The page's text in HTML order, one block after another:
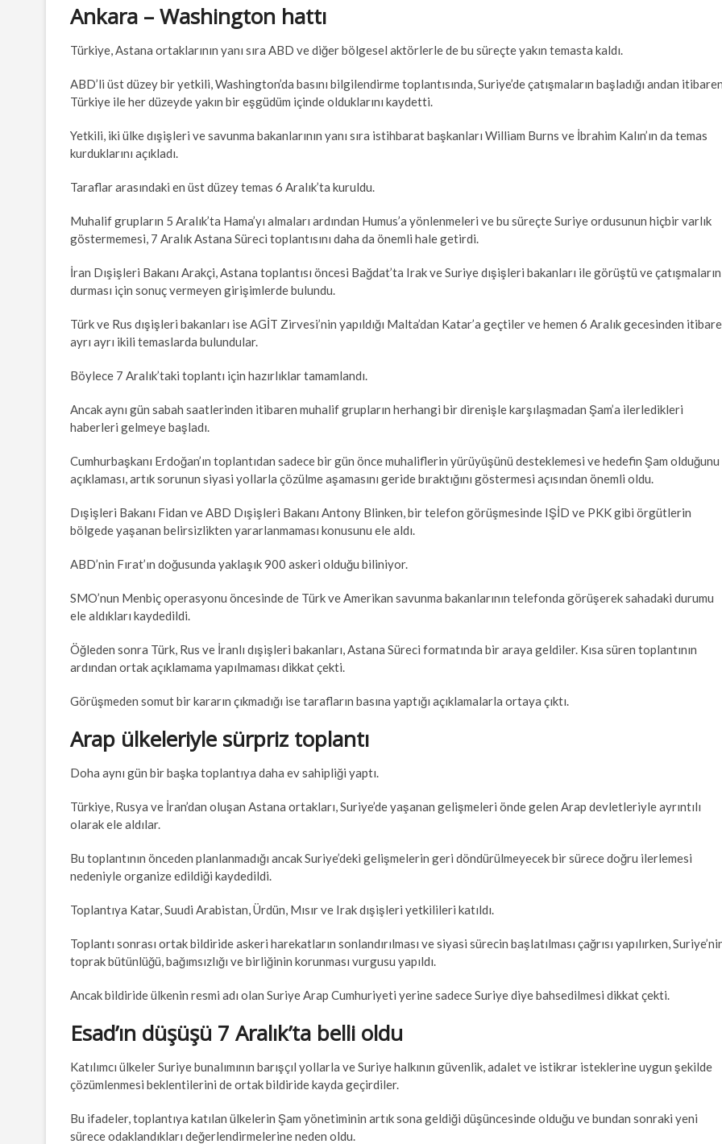
Ankara – Washington hattı
Türkiye, Astana ortaklarının yanı sıra ABD ve diğer bölgesel aktörlerle de bu süreçte yakın temasta kaldı.
ABD’li üst düzey bir yetkili, Washington’da basını bilgilendirme toplantısında, Suriye’de çatışmaların başladığı andan
Türkiye ile her düzeyde yakın bir eşgüdüm içinde olduklarını kaydetti.
Yetkili, iki ülke dışişleri ve savunma bakanlarının yanı sıra istihbarat başkanları William Burns ve İbrahim Kalın’ın da temas
kurduklarını açıkladı.
Taraflar arasındaki en üst düzey temas 6 Aralık’ta kuruldu.
Muhalif grupların 5 Aralık’ta Hama’yı almaları ardından Humus’a yönlenmeleri ve bu süreçte Suriye ordusunun hiçbir varlık
göstermemesi, 7 Aralık Astana Süreci toplantısını daha da önemli hale getirdi.
İran Dışişleri Bakanı Arakçi, Astana toplantısı öncesi Bağdat’ta Irak ve Suriye dışişleri bakanları ile görüştü ve çatışmaların
durması için sonuç vermeyen girişimlerde bulundu.
Türk ve Rus dışişleri bakanları ise AGİT Zirvesi’nin yapıldığı Malta’dan Katar’a geçtiler ve hemen 6 Aralık gecesinden
ayrı ayrı ikili temaslarda bulundular.
Böylece 7 Aralık’taki toplantı için hazırlıklar tamamlandı.
Ancak aynı gün sabah saatlerinden itibaren muhalif grupların herhangi bir direnişle karşılaşmadan Şam’a ilerledikleri
haberleri gelmeye başladı.
Cumhurbaşkanı Erdoğan’ın toplantıdan sadece bir gün önce muhaliflerin yürüyüşünü desteklemesi ve hedefin Şam olduğunu
açıklaması, artık sorunun siyasi yollarla çözülme aşamasını geride bıraktığını göstermesi açısından önemli oldu.
Dışişleri Bakanı Fidan ve ABD Dışişleri Bakanı Antony Blinken, bir telefon görüşmesinde IŞİD ve PKK gibi örgütlerin
bölgede yaşanan belirsizlikten yararlanmaması konusunu ele aldı.
ABD’nin Fırat’ın doğusunda yaklaşık 900 askeri olduğu biliniyor.
SMO’nun Menbiç operasyonu öncesinde de Türk ve Amerikan savunma bakanlarının telefonda görüşerek sahadaki durumu
ele aldıkları kaydedildi.
Öğleden sonra Türk, Rus ve İranlı dışişleri bakanları, Astana Süreci formatında bir araya geldiler. Kısa süren toplantının
ardından ortak açıklamama yapılmaması dikkat çekti.
Görüşmeden somut bir kararın çıkmadığı ise tarafların basına yaptığı açıklamalarla ortaya çıktı.
Arap ülkeleriyle sürpriz toplantı
Doha aynı gün bir başka toplantıya daha ev sahipliği yaptı.
Türkiye, Rusya ve İran’dan oluşan Astana ortakları, Suriye’de yaşanan gelişmeleri önde gelen Arap devletleriyle ayrıntılı
olarak ele aldılar.
Bu toplantının önceden planlanmadığı ancak Suriye’deki gelişmelerin geri döndürülmeyecek bir sürece doğru ilerlemesi
nedeniyle organize edildiği kaydedildi.
Toplantıya Katar, Suudi Arabistan, Ürdün, Mısır ve Irak dışişleri yetkilileri katıldı.
Toplantı sonrası ortak bildiride askeri harekatların sonlandırılması ve siyasi sürecin başlatılması çağrısı yapılırken,
toprak bütünlüğü, bağımsızlığı ve birliğinin korunması vurgusu yapıldı.
Ancak bildiride ülkenin resmi adı olan Suriye Arap Cumhuriyeti yerine sadece Suriye diye bahsedilmesi dikkat çekti.
Esad’ın düşüşü 7 Aralık’ta belli oldu
Katılımcı ülkeler Suriye bunalımının barışçıl yollarla ve Suriye halkının güvenlik, adalet ve istikrar isteklerine uygun şekilde
çözümlenmesi beklentilerini de ortak bildiride kayda geçirdiler.
Bu ifadeler, toplantıya katılan ülkelerin Şam yönetiminin artık sona geldiği düşüncesinde olduğu ve bundan sonraki yeni
sürece odaklandıkları değerlendirmelerine neden oldu.